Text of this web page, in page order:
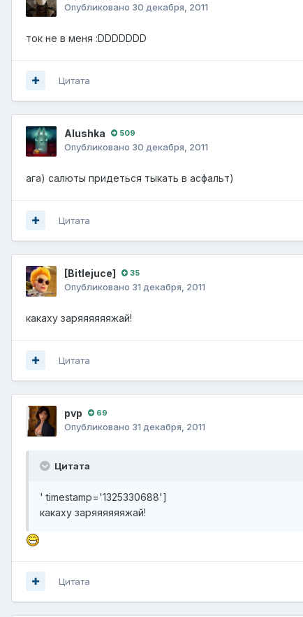
Опубликовано 30 декабря, 2011
ток не в меня :DDDDDDD
Цитата
Alushka 509
Опубликовано 30 декабря, 2011
ага) салюты придеться тыкать в асфальт)
Цитата
[Bitlejuce] 35
Опубликовано 31 декабря, 2011
какаху заряяяяяяжай!
Цитата
pvp 69
Опубликовано 31 декабря, 2011
Цитата
' timestamp='1325330688']
какаху заряяяяяяжай!
Цитата